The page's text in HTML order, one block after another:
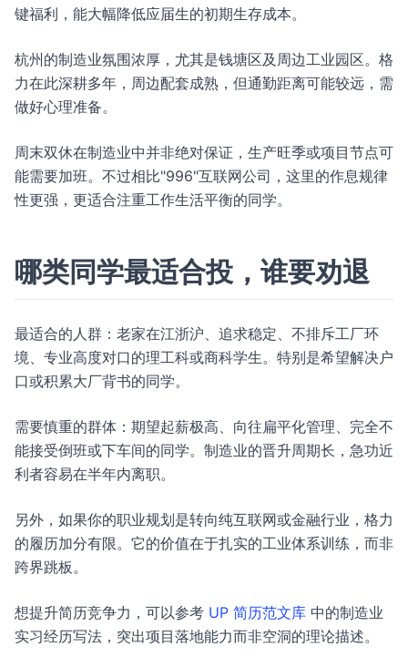
键福利，能大幅降低应届生的初期生存成本。
杭州的制造业氛围浓厚，尤其是钱塘区及周边工业园区。格
力在此深耕多年，周边配套成熟，但通勤距离可能较远，需
做好心理准备。
周末双休在制造业中并非绝对保证，生产旺季或项目节点可
能需要加班。不过相比"996"互联网公司，这里的作息规律
性更强，更适合注重工作生活平衡的同学。
哪类同学最适合投，谁要劝退
最适合的人群：老家在江浙沪、追求稳定、不排斥工厂环
境、专业高度对口的理工科或商科学生。特别是希望解决户
口或积累大厂背书的同学。
需要慎重的群体：期望起薪极高、向往扁平化管理、完全不
能接受倒班或下车间的同学。制造业的晋升周期长，急功近
利者容易在半年内离职。
另外，如果你的职业规划是转向纯互联网或金融行业，格力
的履历加分有限。它的价值在于扎实的工业体系训练，而非
跨界跳板。
想提升简历竞争力，可以参考 UP 简历范文库 中的制造业
实习经历写法，突出项目落地能力而非空洞的理论描述。